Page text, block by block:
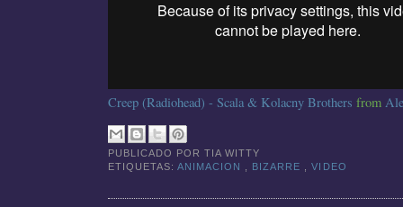
Creep (Radiohead) - Scala & Kolacny Brothers from
PUBLICADO PORTIA WITTY
ETIQUETAS:ANIMACION BIZARRE ,VIDEO